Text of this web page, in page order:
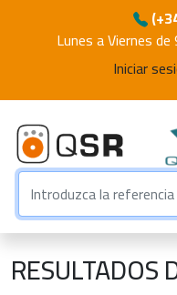
Lunes a Viernes
Iniciar